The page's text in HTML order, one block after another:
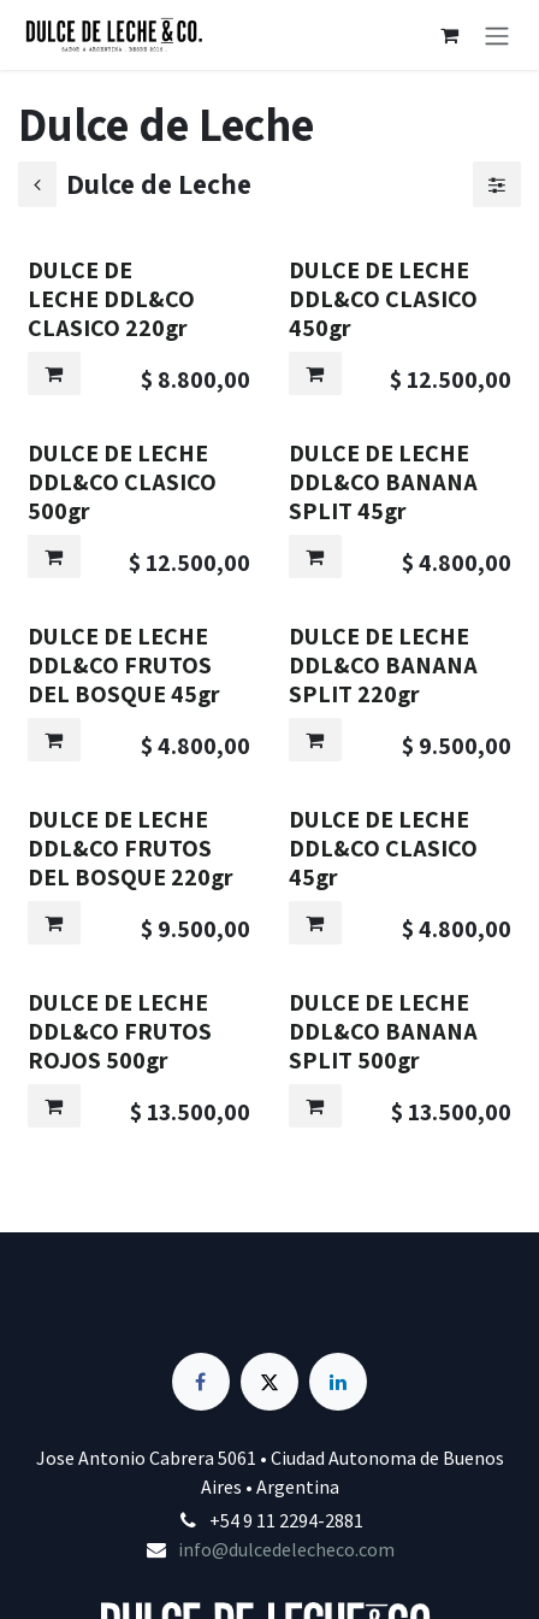
Dulce de Leche
Dulce de Leche
DULCE DE
LECHE DDL&CO
CLASICO 220gr
$ 8.800,00
DULCE DE LECHE
DDL&CO CLASICO
450gr
$ 12.500,00
DULCE DE LECHE
DDL&CO CLASICO
500gr
$ 12.500,00
DULCE DE LECHE
DDL&CO BANANA
SPLIT 45gr
$4.800,00
DULCE DE LECHE
DDL&CO FRUTOS
DEL BOSQUE 45gr
$4.800,00
DULCE DE LECHE
DDL&CO BANANA
SPLIT 220gr
$ 9.500,00
DULCE DE LECHE
DDL&CO FRUTOS
DEL BOSQUE 220gr
$ 9.500,00
DULCE DE LECHE
DDL&CO CLASICO
45gr
$4.800,00
DULCE DE LECHE
DDL&CO FRUTOS
ROJOS 500gr
$ 13.500,00
DULCE DE LECHE
DDL&CO BANANA
SPLIT 500gr
$ 13.500,00
Jose Antonio Cabrera 5061 • Ciudad Autonoma de Buenos
Aires • Argentina
+54 9 11 2294-2881
info@dulcedelecheco.com